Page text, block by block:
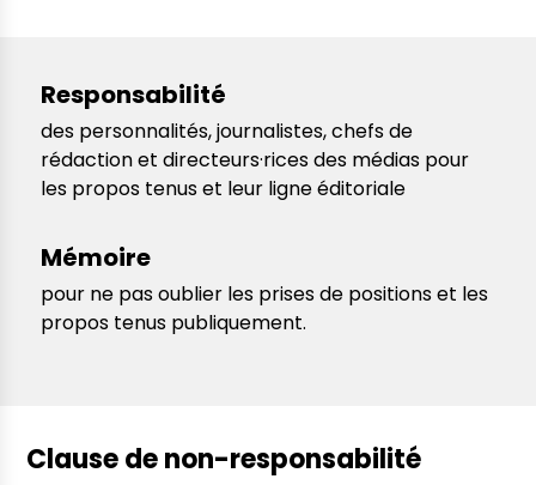
Responsabilité
des personnalités, journalistes, chefs de
rédaction et directeurs·rices des médias pour
les propos tenus et leur ligne éditoriale
Mémoire
pour ne pas oublier les prises de positions et les
propos tenus publiquement.
Clause de non-responsabilité